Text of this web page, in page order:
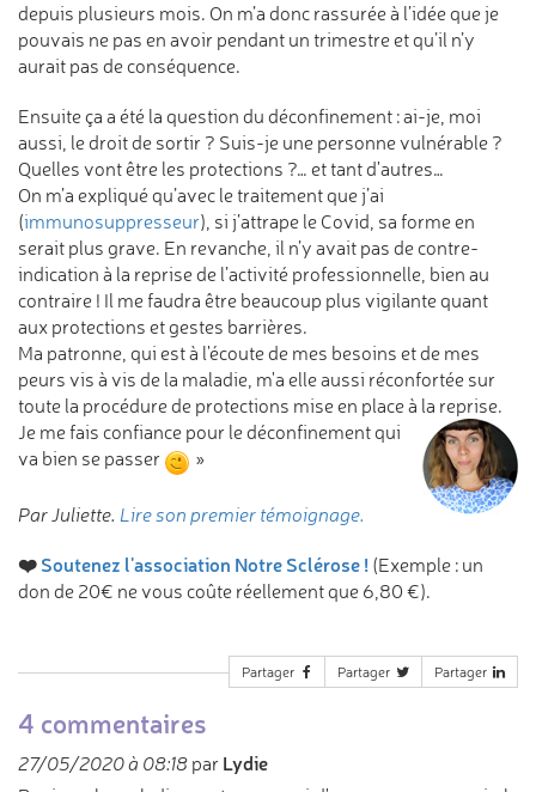
depuis plusieurs mois. On m’a donc rassurée à l’idée que je
pouvais ne pas en avoir pendant un trimestre et qu’il n’y
aurait pas de conséquence.
Ensuite ça a été la question du déconfinement : ai-je, moi
aussi, le droit de sortir ? Suis-je une personne vulnérable ?
Quelles vont être les protections ?… et tant d'autres…
On m’a expliqué qu’avec le traitement que j’ai
(immunosuppresseur), si j’attrape le Covid, sa forme en
serait plus grave. En revanche, il n’y avait pas de contre-
indication à la reprise de l’activité professionnelle, bien au
contraire ! Il me faudra être beaucoup plus vigilante quant
aux protections et gestes barrières.
Ma patronne, qui est à l'écoute de mes besoins et de mes
peurs vis à vis de la maladie, m'a elle aussi réconfortée sur
toute la procédure de protections mise en place à la reprise.
Je me fais confiance pour le déconfinement qui
va bien se passer
»
Par Juliette. Lire son premier témoignage.
❤️Soutenez l'association Notre Sclérose ! (Exemple : un
don de 20€ ne vous coûte réellement que 6,80 €).
Partager Partager Partager
4 commentaires
27/05/2020 à 08:18 par Lydie